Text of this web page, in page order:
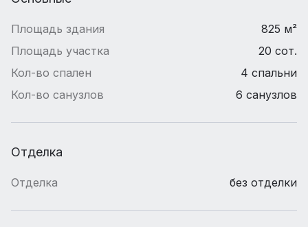
Площадь здания
825 м²
Площадь участка
20 сот.
Кол-во спален
4 спальни
Кол-во санузлов
6 санузлов
Отделка
Отделка без отделки